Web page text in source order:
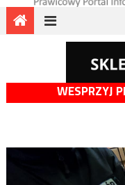
WESPRZYJ